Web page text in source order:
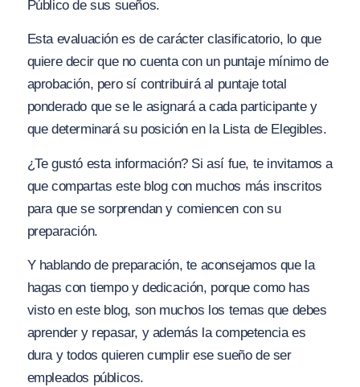
Público de sus sueños.
Esta evaluación es de carácter clasificatorio, lo que
quiere decir que no cuenta con un puntaje mínimo de
aprobación, pero sí contribuirá al puntaje total
ponderado que se le asignará a cada participante y
que determinará su posición en la Lista de Elegibles.
¿Te gustó esta información? Si así fue, te invitamos a
que compartas este blog con muchos más inscritos
para que se sorprendan y comiencen con su
preparación.
Y hablando de preparación, te aconsejamos que la
hagas con tiempo y dedicación, porque como has
visto en este blog, son muchos los temas que debes
aprender y repasar, y además la competencia es
dura y todos quieren cumplir ese sueño de ser
empleados públicos.